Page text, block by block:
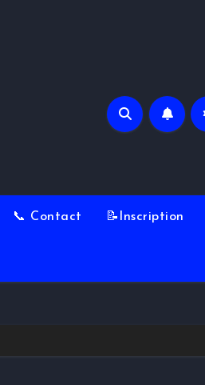
📞 Contact 📝Inscription